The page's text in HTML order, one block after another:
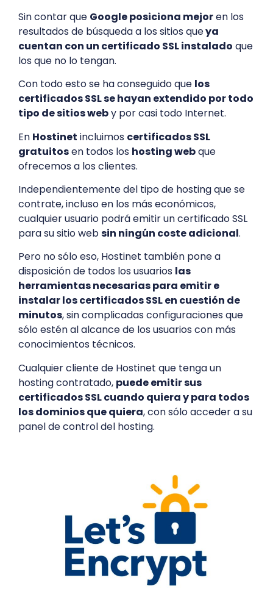
Sin contar que Google posiciona mejoren los
resultados de búsqueda a los sitios queya
cuentan con un certificado SSL instalado que
los que no lo tengan.
Con todo esto se ha conseguido que los
certificados SSL se hayan extendido por todo
tipo de sitios weby por casi todo Internet.
En Hostinet incluimos certificados SSL
gratuitosen todos los hosting webque
ofrecemos a los clientes.
Independientemente del tipo de hosting que se
contrate, incluso en los más económicos,
cualquier usuario podrá emitir un certificado SSL
para su sitio websin ningún coste adicional.
Pero no sólo eso, Hostinet también pone a
disposición de todos los usuarios las
herramientas necesarias para emitir e
instalar los certificados SSL en cuestión de
minutos, sin complicadas configuraciones que
sólo estén al alcance de los usuarios con más
conocimientos técnicos.
Cualquier cliente de Hostinet que tenga un
hosting contratado, puede emitir sus
certificados SSL cuando quiera y para todos
los dominios que quiera, con sólo acceder a su
panel de control del hosting.